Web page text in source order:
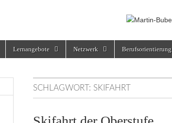
Oberschule
Lernangebote Netzwerk Berufsorientierung
SCHLAGWORT: SKIFAHRT